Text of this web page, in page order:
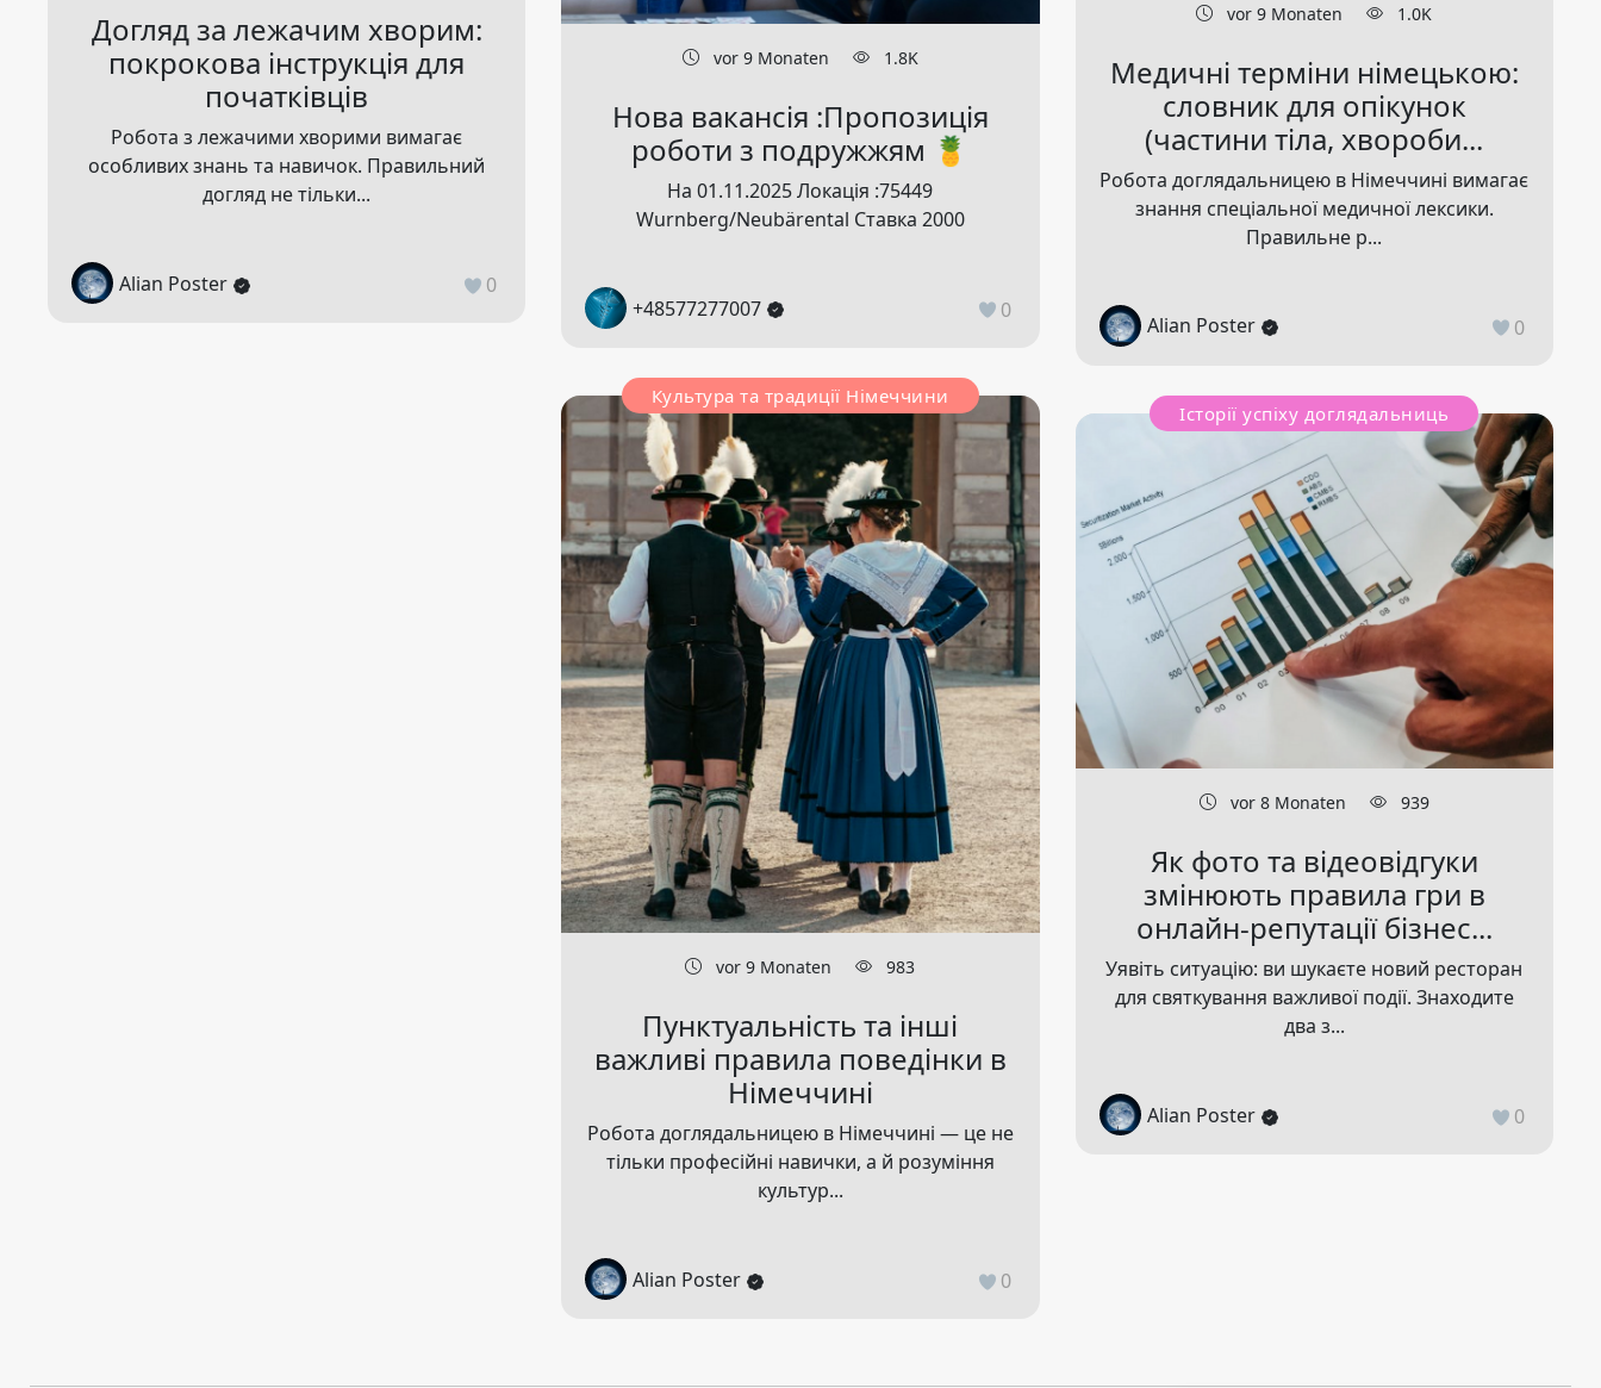
Догляд за лежачим хворим:
покрокова інструкція для
початківців
Робота з лежачими хворими вимагає
особливих знань та навичок. Правильний
догляд не тільки...
Alian Poster 0
vor 9 Monaten 1.8K
Нова вакансія :Пропозиція
роботи з подружжям 🍍
На 01.11.2025 Локація :75449
Wurnberg/Neubärental Ставка 2000
+48577277007 0
Культура та традиції Німеччини
vor 9 Monaten 983
Пунктуальність та інші
важливі правила поведінки в
Німеччині
Робота доглядальницею в Німеччині — це не
тільки професійні навички, а й розуміння
культур...
Alian Poster 0
vor 9 Monaten 1.0K
Медичні терміни німецькою:
словник для опікунок
(частини тіла, хвороби...
Робота доглядальницею в Німеччині вимагає
знання спеціальної медичної лексики.
Правильне р...
Alian Poster 0
Історії успіху доглядальниць
vor 8 Monaten 939
Як фото та відеовідгуки
змінюють правила гри в
онлайн-репутації бізнес...
Уявіть ситуацію: ви шукаєте новий ресторан
для святкування важливої події. Знаходите
два з...
Alian Poster 0